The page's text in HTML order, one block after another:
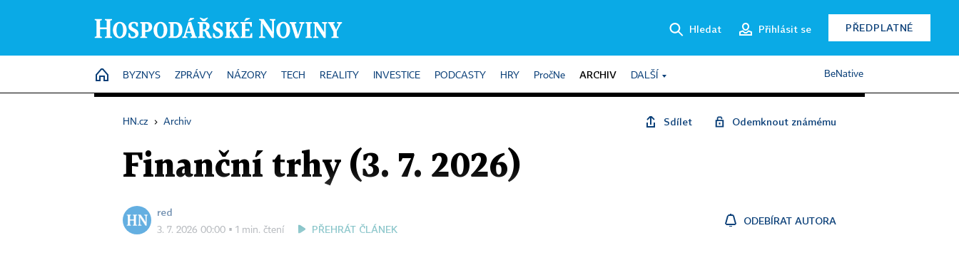
Hledat Přihlásit se PŘEDPLATNÉ
HOME
BYZNYS ZPRÁVY NÁZORY TECH REALITY INVESTICE PODCASTY HRY PročNe ARCHIV DALŠÍ BeNative
HN.cz › Archiv Sdílet Odemknout známému
Finanční trhy (3. 7. 2026)
red
3. 7. 2026 00:00 ▪ 1 min. čtení PŘEHRÁT ČLÁNEK
ODEBÍRAT AUTORA